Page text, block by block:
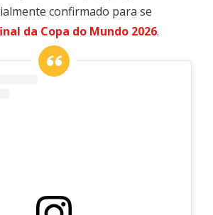
confirmado para se
da Copa do Mundo 2026.